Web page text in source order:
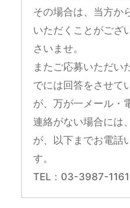
その場合は、当方か
いただくことがござ
さいませ。
またご応募いただい
でには回答をさせて
が、万が一メール・
連絡がない場合には
が、以下までお電話
す。
TEL：03-3987-1161